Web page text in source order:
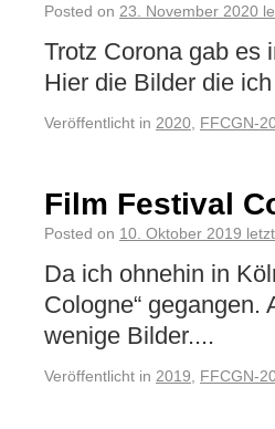
Posted on 23. November 2020
Trotz Corona gab es
Hier die Bilder die
Veröffentlicht in 2020 FFCGN-
Film Festival
Posted on 10. Oktober 2019
Da ich ohnehin in
Cologne“ gegangen.
wenige Bilder....
Veröffentlicht in 2019 FFCGN-